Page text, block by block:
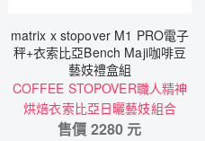
matrix x stopover M1 PRO電子
秤+衣索比亞Bench Maji咖啡豆
藝妓禮盒組
COFFEE STOPOVER職人精神
烘焙衣索比亞日曬藝妓組合
售價 2280 元